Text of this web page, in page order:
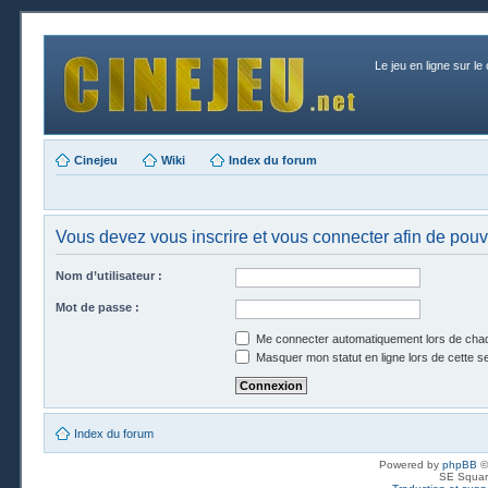
Le jeu en ligne sur le
Cinejeu Wiki Index du forum
Vous devez vous inscrire et vous connecter afin de
Nom d’utilisateur :
Mot de passe :
Me connecter automatiquement lors de
Masquer mon statut en ligne lors de cette
Index du forum
Powered by phpBB
SE